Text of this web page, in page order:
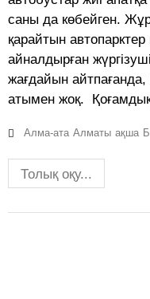
саны да көбейген.
қарайтын
айналдырған
жағдайын айтпағанда,
атымен жоқ.
Алма-ата Алматы ақша
Толық оқу...